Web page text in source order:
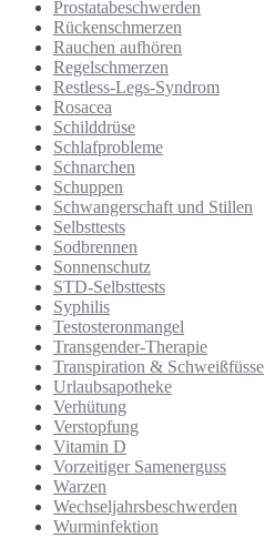
Prostatabeschwerden
Rückenschmerzen
Rauchen aufhören
Regelschmerzen
Restless-Legs-Syndrom
Rosacea
Schilddrüse
Schlafprobleme
Schnarchen
Schuppen
Schwangerschaft und Stillen
Selbsttests
Sodbrennen
Sonnenschutz
STD-Selbsttests
Syphilis
Testosteronmangel
Transgender-Therapie
Transpiration & Schweißfüsse
Urlaubsapotheke
Verhütung
Verstopfung
Vitamin D
Vorzeitiger Samenerguss
Warzen
Wechseljahrsbeschwerden
Wurminfektion